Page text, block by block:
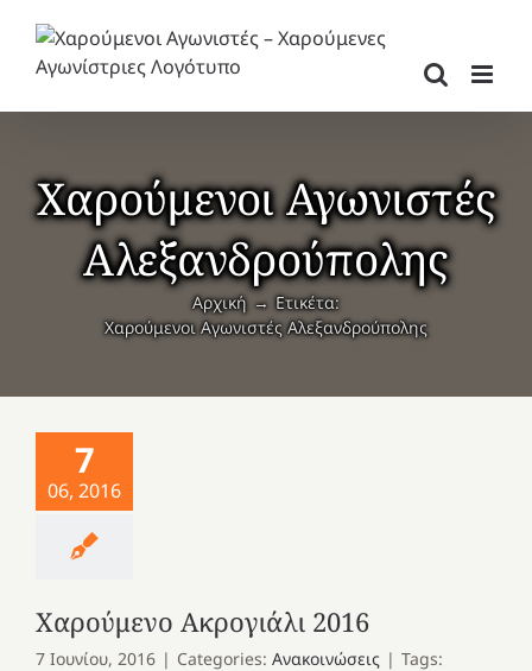
περιεχόμενο
Χαρούμενοι Αγωνιστές
Αλεξανδρούπολης
Αρχική
Ετικέτα:
Χαρούμενοι Αγωνιστές Αλεξανδρούπολης
7
06, 2016
Χαρούμενο Ακρογιάλι 2016
7 Ιουνίου, 2016 | Categories: Ανακοινώσεις | Tags: